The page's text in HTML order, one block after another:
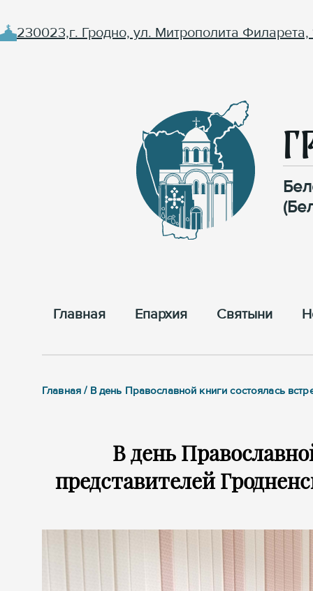
230023,г. Гродно, ул. Митрополита Филарета,
Главная Епархия Cвятыни
Главная / В день Православной книги состоялась
В день
представителей